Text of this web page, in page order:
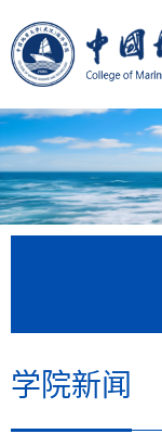
学院新闻